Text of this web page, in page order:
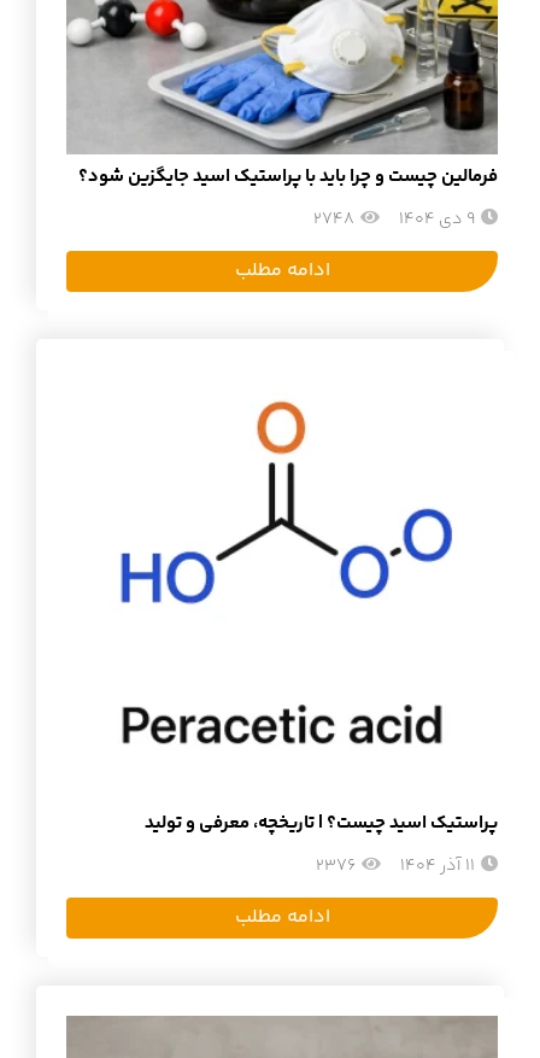
فرمالین چیست و چرا باید با پراستیک اسید جایگزین شود؟
9 دی 1404 2748
ادامه مطلب
پراستیک اسید چیست؟ | تاریخچه، معرفی و تولید
11 آذر 1404 2376
ادامه مطلب